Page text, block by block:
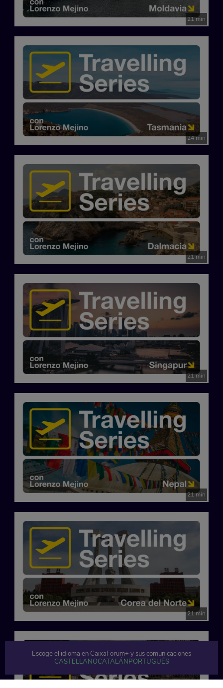
21 min
24 min
21 min
21 min
21 min
21 min
Escoge el idioma en CaixaForum+ y sus comunicaciones
CASTELLANOCATALÁNPORTUGUÉS